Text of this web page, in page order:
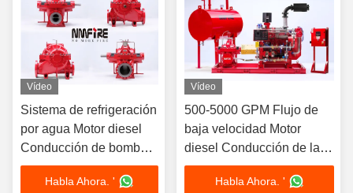
1500 GPM
Vídeo
Sistema de refrigeración
por agua Motor diesel
Conducción de bomba
de incendios con caudal
de 500-5000 GPM
Habla Ahora. '
Vídeo
500-5000 GPM Flujo de
baja velocidad Motor
diesel Conducción de la
bomba de incendios con
unidad de refrigeración
Habla Ahora. '